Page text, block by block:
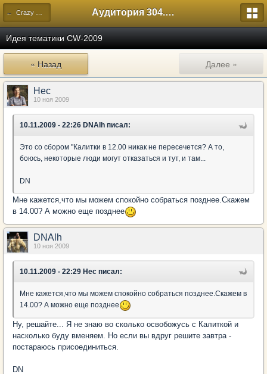
← Crazy Week Аудитория 304. История России
Идея тематики CW-2009
« Назад Далее »
Нес
10 ноя 2009
10.11.2009 - 22:26 DNAlh писал:
Это со сбором "Калитки в 12.00 никак не пересечется? А то,
боюсь, некоторые люди могут отказаться и тут, и там...
DN
Мне кажется,что мы можем спокойно собраться позднее.Скажем
в 14.00? А можно еще позднее
DNAlh
10 ноя 2009
10.11.2009 - 22:29 Нес писал:
Мне кажется,что мы можем спокойно собраться позднее.Скажем в
14.00? А можно еще позднее
Ну, решайте... Я не знаю во сколько освобожусь с Калиткой и
насколько буду вменяем. Но если вы вдруг решите завтра -
постараюсь присоединиться.
DN